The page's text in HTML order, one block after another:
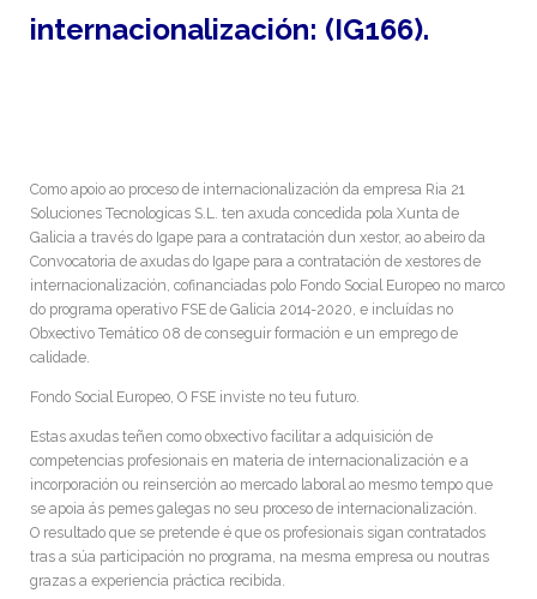
internacionalización: (IG166).
Como apoio ao proceso de internacionalización da empresa Ria 21
Soluciones Tecnologicas S.L. ten axuda concedida pola Xunta de
Galicia a través do Igape para a contratación dun xestor, ao abeiro da
Convocatoria de axudas do Igape para a contratación de xestores de
internacionalización, cofinanciadas polo Fondo Social Europeo no marco
do programa operativo FSE de Galicia 2014-2020, e incluídas no
Obxectivo Temático 08 de conseguir formación e un emprego de
calidade.
Fondo Social Europeo, O FSE inviste no teu futuro.
Estas axudas teñen como obxectivo facilitar a adquisición de
competencias profesionais en materia de internacionalización e a
incorporación ou reinserción ao mercado laboral ao mesmo tempo que
se apoia ás pemes galegas no seu proceso de internacionalización.
O resultado que se pretende é que os profesionais sigan contratados
tras a súa participación no programa, na mesma empresa ou noutras
grazas a experiencia práctica recibida.